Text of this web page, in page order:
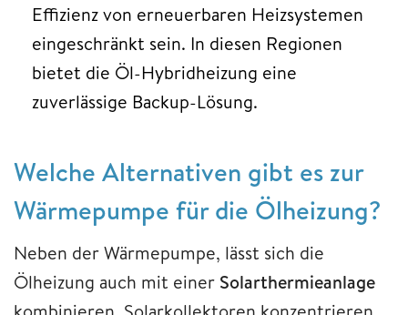
Effizienz von erneuerbaren Heizsystemen
eingeschränkt sein. In diesen Regionen
bietet die Öl-Hybridheizung eine
zuverlässige Backup-Lösung.
Welche Alternativen gibt es zur
Wärmepumpe für die Ölheizung?
Neben der Wärmepumpe, lässt sich die
Ölheizung auch mit einer Solarthermieanlage